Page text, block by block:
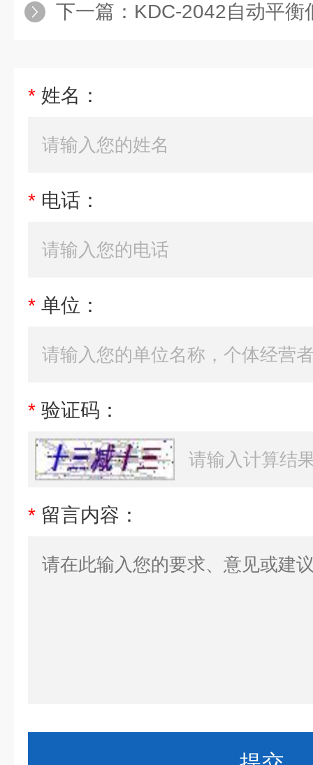
下一篇： KDC-2042自动平衡
* 姓名：
* 电话：
* 单位：
* 验证码：
* 留言内容：